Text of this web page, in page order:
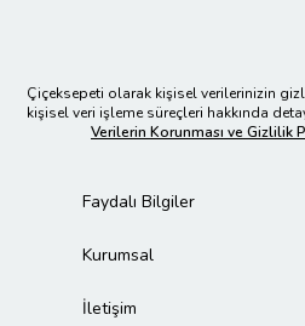
Çiçeksepeti olarak kişisel verilerinizin
kişisel veri işleme süreçleri hakkında
Verilerin Korunması ve Gizlilik
Faydalı Bilgiler
Kurumsal
İletişim